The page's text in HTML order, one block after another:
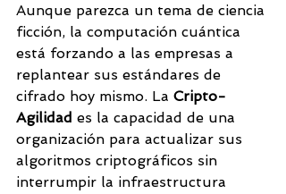
Aunque parezca un tema de ciencia
ficción, la computación cuántica
está forzando a las empresas a
replantear sus estándares de
cifrado hoy mismo. La Cripto-
Agilidad es la capacidad de una
organización para actualizar sus
algoritmos criptográficos sin
interrumpir la infraestructura